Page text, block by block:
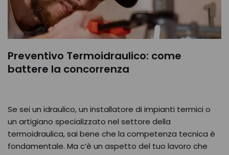
Preventivo Termoidraulico: come
battere la concorrenza
Se sei un idraulico, un installatore di impianti termici o
un artigiano specializzato nel settore della
termoidraulica, sai bene che la competenza tecnica è
fondamentale. Ma c’è un aspetto del tuo lavoro che